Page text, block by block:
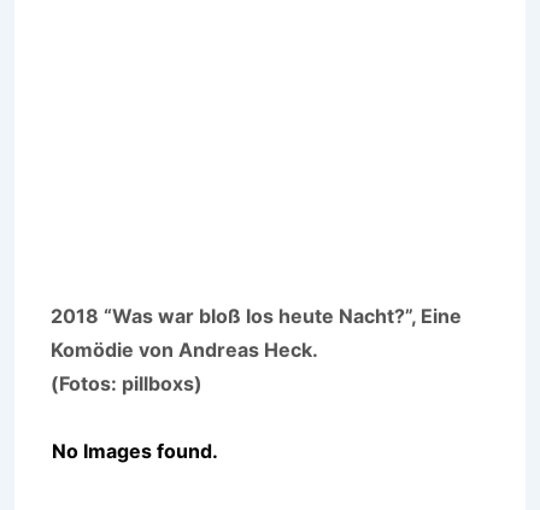
2018 “Was war bloß los heute Nacht?”, Eine
Komödie von Andreas Heck.
(Fotos: pillboxs)
No Images found.